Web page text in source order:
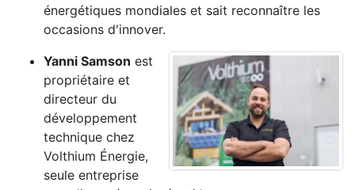
énergétiques mondiales et sait reconnaître les
occasions d'innover.
Yanni Samson est
propriétaire et
directeur du
développement
technique chez
Volthium Énergie,
seule entreprise